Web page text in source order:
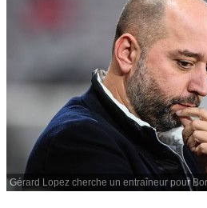
Gérard Lopez cherche un entraîneur pour